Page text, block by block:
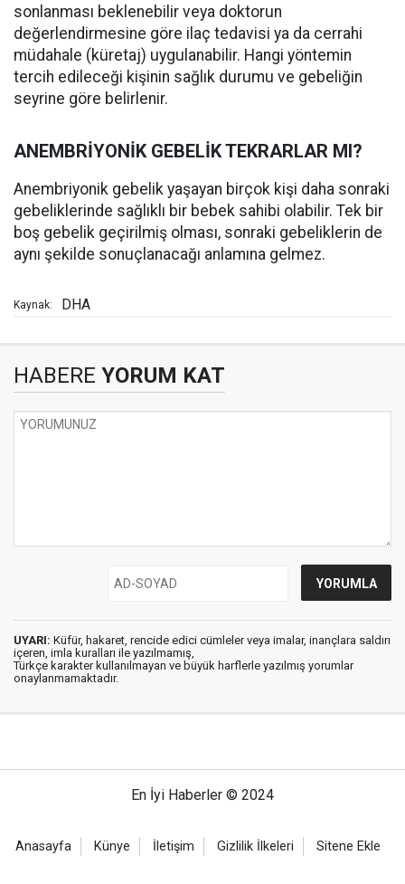
sonlanması beklenebilir veya doktorun
değerlendirmesine göre ilaç tedavisi ya da cerrahi
müdahale (küretaj) uygulanabilir. Hangi yöntemin
tercih edileceği kişinin sağlık durumu ve gebeliğin
seyrine göre belirlenir.
ANEMBRİYONİK GEBELİK TEKRARLAR MI?
Anembriyonik gebelik yaşayan birçok kişi daha sonraki
gebeliklerinde sağlıklı bir bebek sahibi olabilir. Tek bir
boş gebelik geçirilmiş olması, sonraki gebeliklerin de
aynı şekilde sonuçlanacağı anlamına gelmez.
Kaynak: DHA
HABERE YORUM KAT
UYARI: Küfür, hakaret, rencide edici cümleler veya imalar, inançlara saldırı
içeren, imla kuralları ile yazılmamış,
Türkçe karakter kullanılmayan ve büyük harflerle yazılmış yorumlar
onaylanmamaktadır.
En İyi Haberler © 2024
Anasayfa Künye İletişim Gizlilik İlkeleri Sitene Ekle